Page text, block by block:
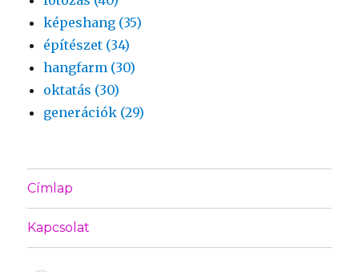
képeshang (35)
építészet (34)
hangfarm (30)
oktatás (30)
generációk (29)
Címlap
Kapcsolat